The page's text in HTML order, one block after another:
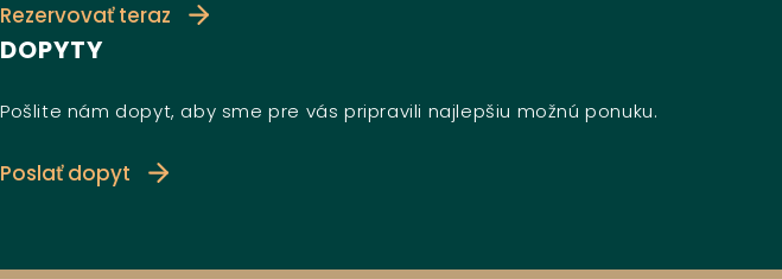
Rezervovať teraz
DOPYTY
Pošlite nám dopyt, aby sme pre vás pripravili najlepšiu možnú ponuku.
Poslať dopyt